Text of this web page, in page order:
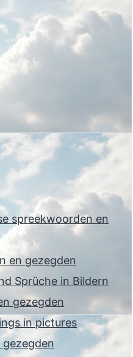
spreekwoorden en
en gezegden
Sprüche in Bildern
gezegden
in pictures